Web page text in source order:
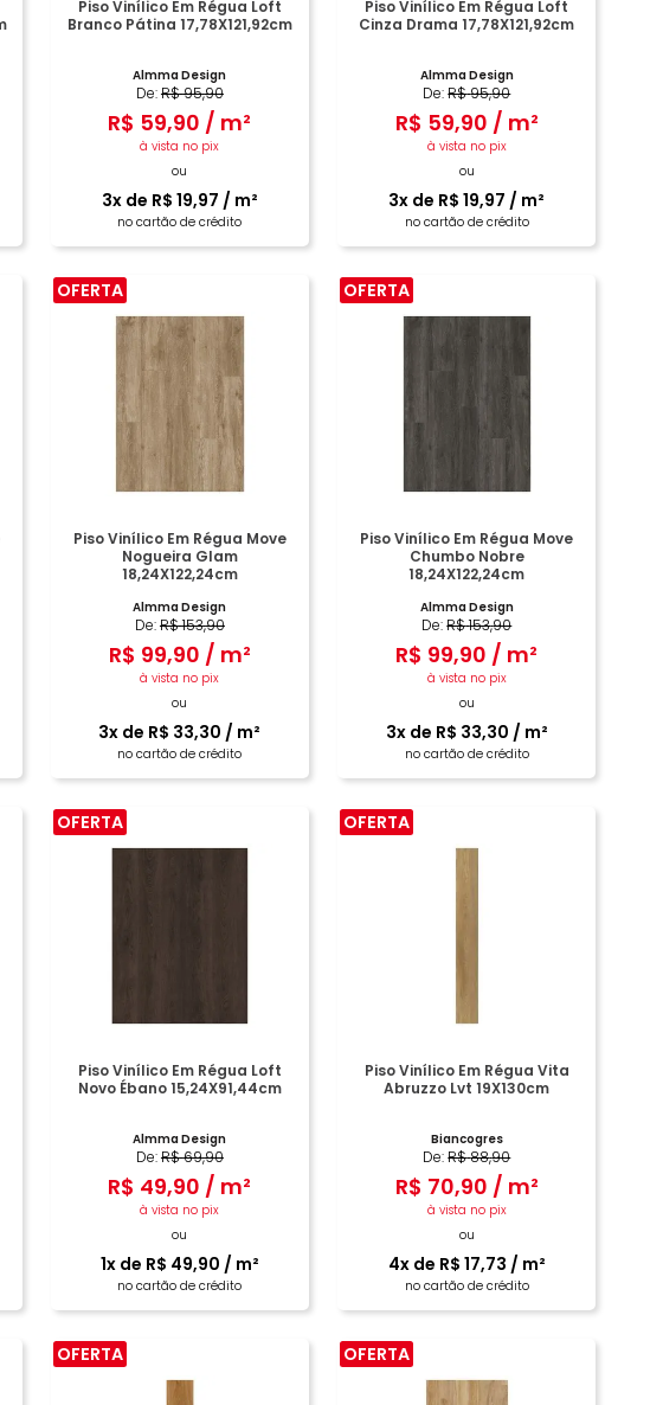
Piso Vinílico Em Régua Loft
Branco Pátina 17,78X121,92cm
Almma Design
De:R$95,90
R$ 59,90 / m²
à vista no pix
ou
3x de R$ 19,97 / m²
no cartão de crédito
Piso Vinílico Em Régua Loft
Cinza Drama 17,78X121,92cm
Almma Design
De:R$95,90
R$ 59,90 / m²
à vista no pix
ou
3x de R$ 19,97 / m²
no cartão de crédito
OFERTA
COMPRAR
Piso Vinílico Em Régua Move
Nogueira Glam
18,24X122,24cm
Almma Design
De:R$153,90
R$ 99,90 / m²
à vista no pix
ou
3x de R$ 33,30 / m²
no cartão de crédito
OFERTA
COMPRAR
Piso Vinílico Em Régua Move
Chumbo Nobre
18,24X122,24cm
Almma Design
De:R$153,90
R$ 99,90 / m²
à vista no pix
ou
3x de R$ 33,30 / m²
no cartão de crédito
OFERTA
Piso Vinílico Em Régua Loft
Novo Ébano 15,24X91,44cm
Almma Design
De:R$69,90
R$ 49,90 / m²
à vista no pix
ou
1x de R$ 49,90 / m²
no cartão de crédito
OFERTA
Piso Vinílico Em Régua Vita
Abruzzo Lvt 19X130cm
Biancogres
De:R$88,90
R$ 70,90 / m²
à vista no pix
ou
4x de R$ 17,73 / m²
no cartão de crédito
OFERTA OFERTA